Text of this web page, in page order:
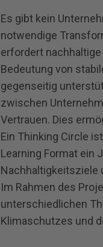
Es gibt kein
notwendige
erfordert
Bedeutung von
gegenseitig
zwischen
Vertrauen. Dies
Ein Thinking Circle
Learning Format ein
Nachhaltigkeitsziele
Im Rahmen des
unterschiedlichen
Klimaschutzes und